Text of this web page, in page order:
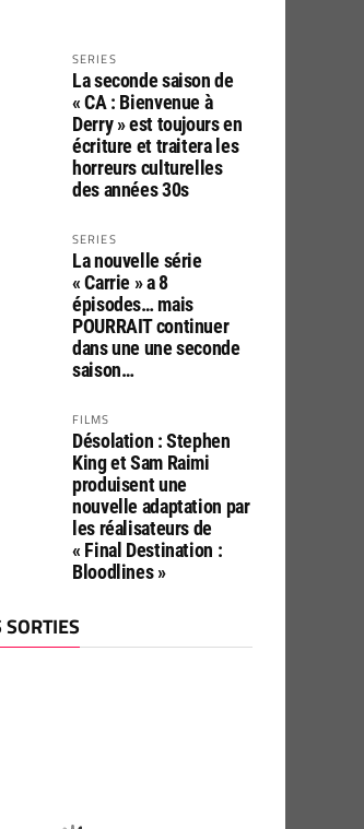
SERIES
La seconde saison de
« CA : Bienvenue à
Derry » est toujours en
écriture et traitera les
horreurs culturelles
des années 30s
SERIES
La nouvelle série
« Carrie » a 8
épisodes… mais
POURRAIT continuer
dans une une seconde
saison…
FILMS
Désolation : Stephen
King et Sam Raimi
produisent une
nouvelle adaptation par
les réalisateurs de
« Final Destination :
Bloodlines »